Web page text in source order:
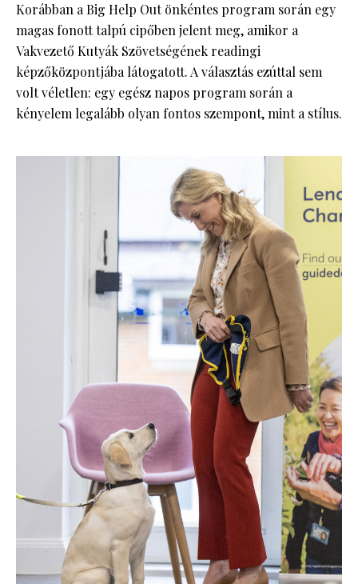
Korábban a Big Help Out önkéntes program során egy
magas fonott talpú cipőben jelent meg, amikor a
Vakvezető Kutyák Szövetségének readingi
képzőközpontjába látogatott. A választás ezúttal sem
volt véletlen: egy egész napos program során a
kényelem legalább olyan fontos szempont, mint a stílus.